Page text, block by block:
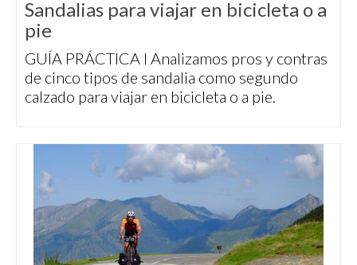
Sandalias para viajar en bicicleta o a
pie
GUÍA PRÁCTICA I Analizamos pros y contras
de cinco tipos de sandalia como segundo
calzado para viajar en bicicleta o a pie.